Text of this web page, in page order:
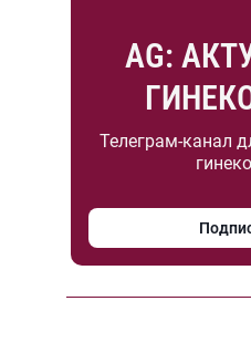
AG:
Телеграм-канал